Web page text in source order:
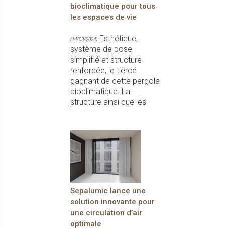
bioclimatique pour tous
les espaces de vie
(14/03/2024) Esthétique,
système de pose
simplifié et structure
renforcée, le tiercé
gagnant de cette pergola
bioclimatique. La
structure ainsi que les
Sepalumic lance une
solution innovante pour
une circulation d’air
optimale